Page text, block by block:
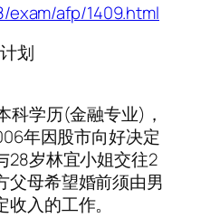
exam/afp/1409.html
划
科学历(金融专业)，
年因股市向好决定
28岁林宜小姐交往2
父母希望婚前须由男
入的工作。